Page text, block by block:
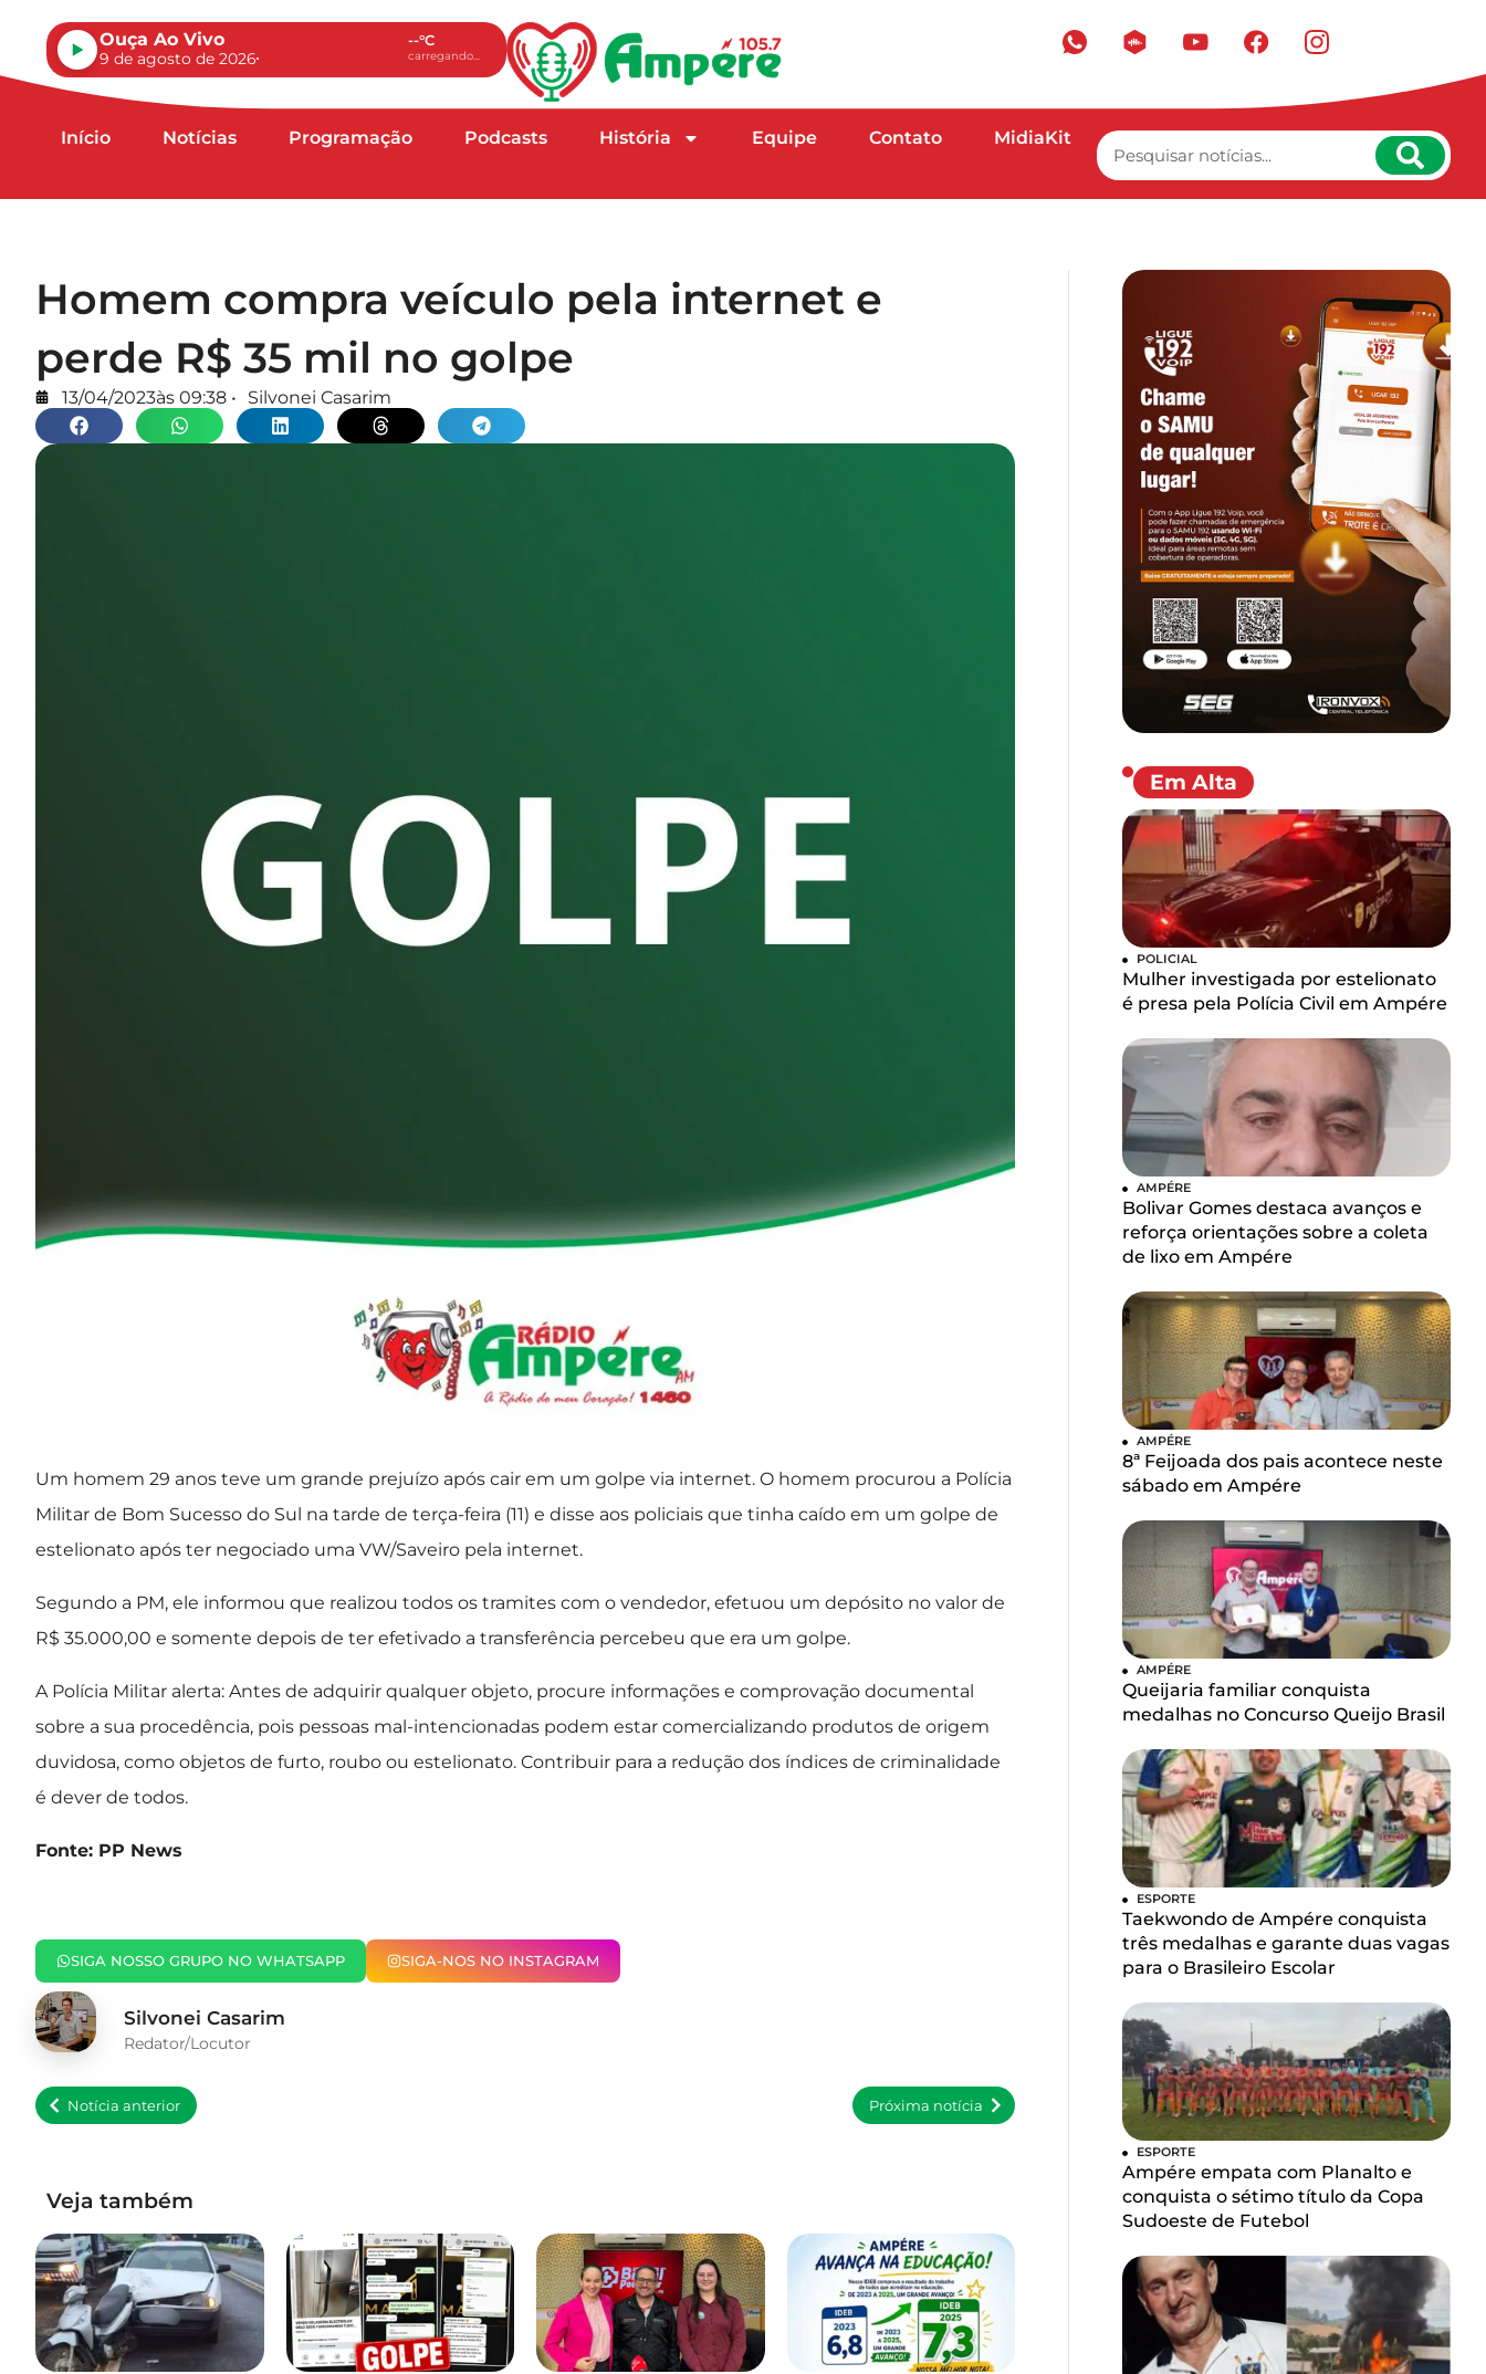
Ouça Ao Vivo
9 de agosto de 2026
--°C
carregando...
Início Notícias Programação Podcasts História Equipe Contato MidiaKit
Homem compra veículo pela internet e
perde R$ 35 mil no golpe
13/04/2023às 09:38 • Silvonei Casarim
Um homem 29 anos teve um grande prejuízo após cair em um golpe via internet. O homem procurou a Polícia
Militar de Bom Sucesso do Sul na tarde de terça-feira (11) e disse aos policiais que tinha caído em um golpe de
estelionato após ter negociado uma VW/Saveiro pela internet.
Segundo a PM, ele informou que realizou todos os tramites com o vendedor, efetuou um depósito no valor de
R$ 35.000,00 e somente depois de ter efetivado a transferência percebeu que era um golpe.
A Polícia Militar alerta: Antes de adquirir qualquer objeto, procure informações e comprovação documental
sobre a sua procedência, pois pessoas mal-intencionadas podem estar comercializando produtos de origem
duvidosa, como objetos de furto, roubo ou estelionato. Contribuir para a redução dos índices de criminalidade
é dever de todos.
Fonte: PP News
SIGA NOSSO GRUPO NO WHATSAPP SIGA-NOS NO INSTAGRAM
Silvonei Casarim
Redator/Locutor
Notícia anterior Próxima notícia
Veja também
Em Alta
POLICIAL
Mulher investigada por estelionato
é presa pela Polícia Civil em Ampére
AMPÉRE
Bolivar Gomes destaca avanços e
reforça orientações sobre a coleta
de lixo em Ampére
AMPÉRE
8ª Feijoada dos pais acontece neste
sábado em Ampére
AMPÉRE
Queijaria familiar conquista
medalhas no Concurso Queijo Brasil
ESPORTE
Taekwondo de Ampére conquista
três medalhas e garante duas vagas
para o Brasileiro Escolar
ESPORTE
Ampére empata com Planalto e
conquista o sétimo título da Copa
Sudoeste de Futebol